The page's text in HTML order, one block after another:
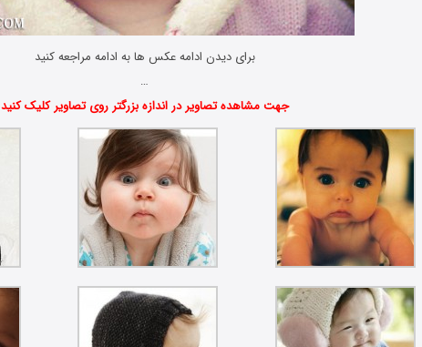
برای دیدن ادامه عکس ها به ادامه مراجعه کنید
…
جهت مشاهده تصاویر در اندازه بزرگتر روی تصاویر کلیک کنید